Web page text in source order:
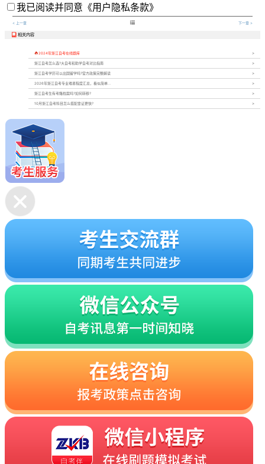
我已阅读并同意 《用户隐私条款》
< 上一章  下一章 >
 相关内容
2024年浙江自考在线题库
浙江自考怎么选?大自考和助学自考对比指南
浙江自考学历可以出国留学吗?官方政策完整解读
2026年浙江自考专业难易程度汇总，看似简单...
浙江自考生有考籍档案吗?如何转移?
10月浙江自考科目怎么搭配拿证更快?